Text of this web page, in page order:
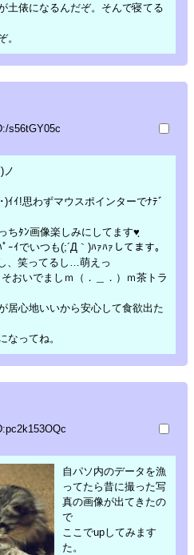
土俵になるんだぞ。そんで寝てる
。
s56tGY05c
ノ
ｲｲ!思わずマウスポインターでﾅﾃﾞ
ﾝ画像楽しみにしてます♥ฺ
ｲでいつも(;´Д｀)ﾊｧﾊｧしてます。
笑ってるし…萌えっ
おいでましｍ（．＿．）ｍ茶トラ
地いいから安心して食欲出た
ってね。
自パソ内のデータを漁
ってたら昔に撮った写
真の画像が出てきたの
で
ここでupしてみます
た。